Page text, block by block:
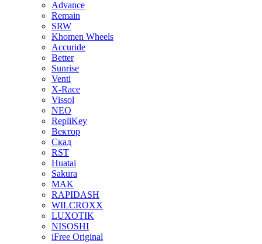
Advance
Remain
SRW
Khomen Wheels
Accuride
Better
Sunrise
Venti
X-Race
Vissol
NEO
RepliKey
Вектор
Скад
RST
Huatai
Sakura
MAK
RAPIDASH
WILCROXX
LUXOTIK
NISOSHI
iFree Original